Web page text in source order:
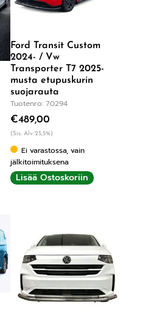
Ford Transit Custom
2024- / Vw
Transporter T7 2025-
musta etupuskurin
suojarauta
Tuotenro: 70294
€489,00
(Sis. Alv 25,5%)
Ei varastossa, vain
jälkitoimituksena
Lisää Ostoskoriin